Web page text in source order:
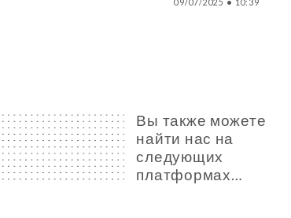
09/07/2025 • 10:39
Вы также можете
найти нас на
следующих
платформах…